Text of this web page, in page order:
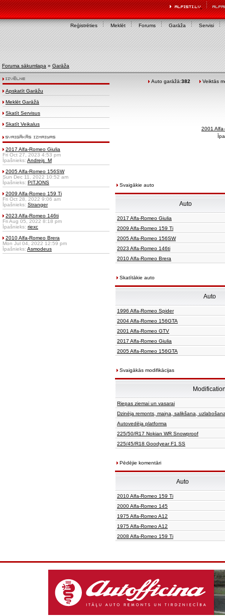
Reģistrēties Meklēt Forums Garāža Servisi
Foruma sākumlapa » Garāža
Apskatīt Garāžu
Meklēt Garāžā
Skatīt Servisus
Skatīt Veikalus
2017 Alfa-Romeo Giulia
Fri Oct 27, 2023 4:53 pm
Īpašnieks: Andrejs_M
2005 Alfa-Romeo 156SW
Sun Dec 11, 2022 10:52 am
Īpašnieks: PITJONS
2009 Alfa-Romeo 159 Ti
Fri Oct 28, 2022 9:06 am
Īpašnieks: Stranger
2023 Alfa-Romeo 146ti
Fri Aug 05, 2022 8:18 pm
Īpašnieks: riexc
2010 Alfa-Romeo Brera
Mon Jul 04, 2022 12:59 pm
Īpašnieks: Asmodeus
Auto garāžā:382 Veiktās
2001
Svaigākie auto
Auto
2017 Alfa-Romeo Giulia
2009 Alfa-Romeo 159 Ti
2005 Alfa-Romeo 156SW
2023 Alfa-Romeo 146ti
2010 Alfa-Romeo Brera
Skatītākie auto
Auto
1996 Alfa-Romeo Spider
2004 Alfa-Romeo 156GTA
2001 Alfa-Romeo GTV
2017 Alfa-Romeo Giulia
2005 Alfa-Romeo 156GTA
Svaigākās modifikācijas
Riepas ziemai un vasarai
Dzinēja remonts, maiņa, salikšana,
Autovedēja platforma
225/50/R17 Nokian WR Snowproof
225/45/R18 Goodyear F1 SS
Pēdējie komentāri
Auto
2010 Alfa-Romeo 159 Ti
2000 Alfa-Romeo 145
1975 Alfa-Romeo A12
1975 Alfa-Romeo A12
2008 Alfa-Romeo 159 Ti